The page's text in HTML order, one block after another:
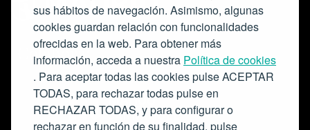
sus hábitos de navegación. Asimismo, algunas
cookies guardan relación con funcionalidades
ofrecidas en la web. Para obtener más
información, acceda a nuestra Política de cookies
. Para aceptar todas las cookies pulse ACEPTAR
TODAS, para rechazar todas pulse en
RECHAZAR TODAS, y para configurar o
rechazar en función de su finalidad, pulse
Colabora: